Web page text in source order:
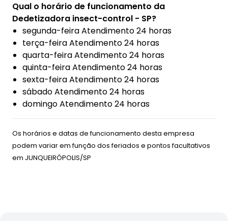
Qual o horário de funcionamento da
Dedetizadora insect-control - SP?
segunda-feira Atendimento 24 horas
terça-feira Atendimento 24 horas
quarta-feira Atendimento 24 horas
quinta-feira Atendimento 24 horas
sexta-feira Atendimento 24 horas
sábado Atendimento 24 horas
domingo Atendimento 24 horas
Os horários e datas de funcionamento desta empresa
podem variar em função dos feriados e pontos facultativos
em JUNQUEIRÓPOLIS/SP